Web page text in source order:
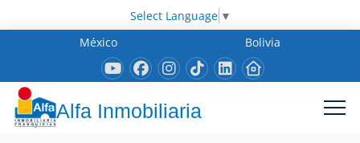
Select Language ▼
México
Bolivia
Alfa Inmobiliaria